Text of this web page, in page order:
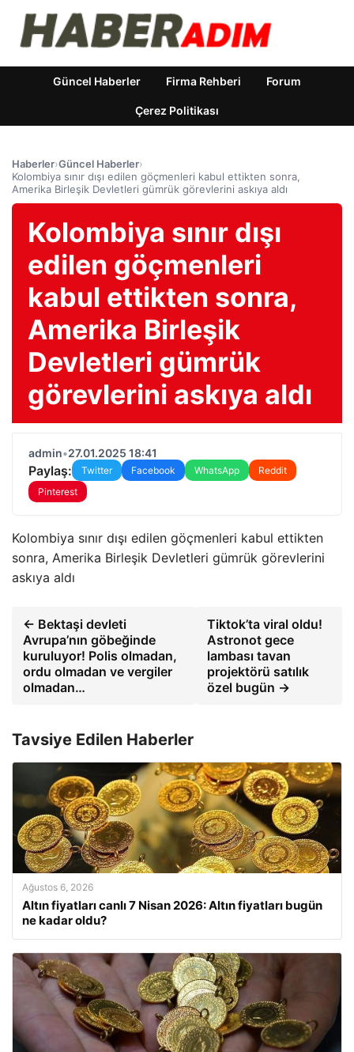
Güncel Haberler Firma Rehberi Forum
Çerez Politikası
Haberler›Güncel Haberler›
Kolombiya sınır dışı edilen göçmenleri kabul ettikten sonra,
Amerika Birleşik Devletleri gümrük görevlerini askıya aldı
Kolombiya sınır dışı
edilen göçmenleri
kabul ettikten sonra,
Amerika Birleşik
Devletleri gümrük
görevlerini askıya aldı
admin•27.01.2025 18:41
Paylaş: Twitter Facebook WhatsApp
Reddit
Pinterest
Kolombiya sınır dışı edilen göçmenleri kabul ettikten
sonra, Amerika Birleşik Devletleri gümrük görevlerini
askıya aldı
← Bektaşi devleti
Avrupa’nın göbeğinde
kuruluyor! Polis olmadan,
ordu olmadan ve vergiler
olmadan…
Tiktok’ta viral oldu!
Astronot gece
lambası tavan
projektörü satılık
özel bugün →
Tavsiye Edilen Haberler
Ağustos 6, 2026
Altın fiyatları canlı 7 Nisan 2026: Altın fiyatları bugün
ne kadar oldu?